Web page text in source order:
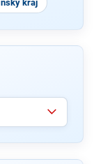
kraj